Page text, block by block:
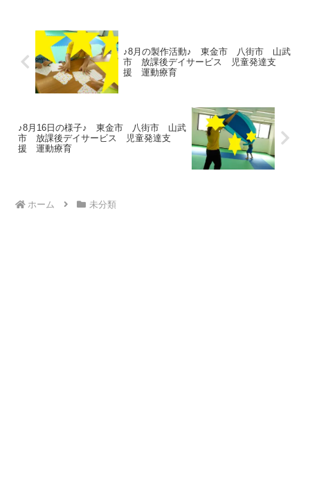
♪8月の製作活動♪ 東金市 八街市 山武
市 放課後デイサービス 児童発達支
援 運動療育
♪8月16日の様子♪ 東金市 八街市 山武
市 放課後デイサービス 児童発達支
援 運動療育
ホーム 未分類